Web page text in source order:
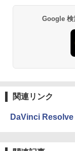
Google 検
関連リンク
DaVinci